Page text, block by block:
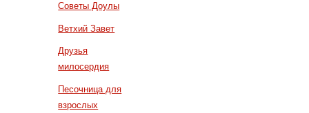
Советы Доулы
Ветхий Завет
Друзья
милосердия
Песочница для
взрослых